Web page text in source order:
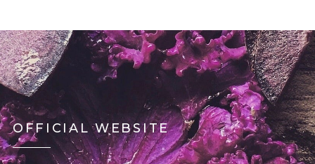
OFFICIAL WEBSITE